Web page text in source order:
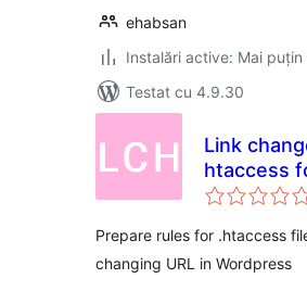
ehabsan
Instalări active: Mai puțin
Testat cu 4.9.30
Link
htaccess
SEO
Prepare rules for .htaccess
changing URL in Wordpress